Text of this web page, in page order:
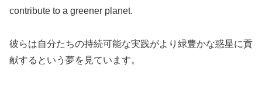
contribute to a greener planet.
彼らは自分たちの持続可能な実践がより緑豊かな惑星に貢
献するという夢を見ています。